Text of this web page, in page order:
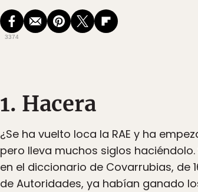
3374
1. Hacera
¿Se ha vuelto loca la RAE y ha
pero lleva muchos siglos
en el diccionario de Covarrubias, de
de Autoridades, ya habían ganado